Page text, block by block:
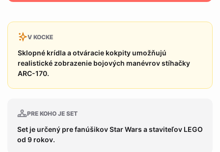
V KOCKE
Sklopné krídla a otváracie kokpity umožňujú
realistické zobrazenie bojových manévrov stíhačky
ARC-170.
PRE KOHO JE SET
Set je určený pre fanúšikov Star Wars a staviteľov LEGO
od 9 rokov.